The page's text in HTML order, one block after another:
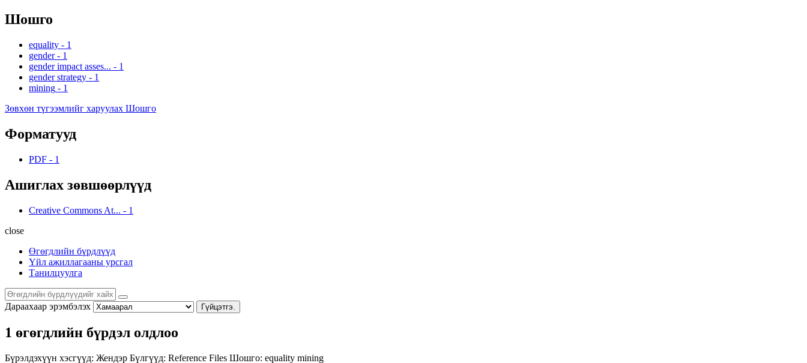
Шошго
equality - 1
gender - 1
gender impact asses... - 1
gender strategy - 1
mining - 1
Зөвхөн түгээмлийг харуулах Шошго
Форматууд
PDF - 1
Ашиглах зөвшөөрлүүд
Creative Commons At... - 1
close
Өгөгдлийн бүрдлүүд
Үйл ажиллагааны урсгал
Танилцуулга
Дараахаар эрэмбэлэх Гүйцэтгэ.
1 өгөгдлийн бүрдэл олдлоо
Бүрэлдэхүүн хэсгүүд: Жендэр Бүлгүүд: Reference Files Шошго: equality mining